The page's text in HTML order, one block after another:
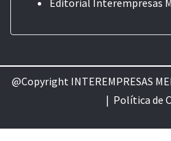
Editorial Interempresas
@Copyright INTEREMPRESAS
| Política de